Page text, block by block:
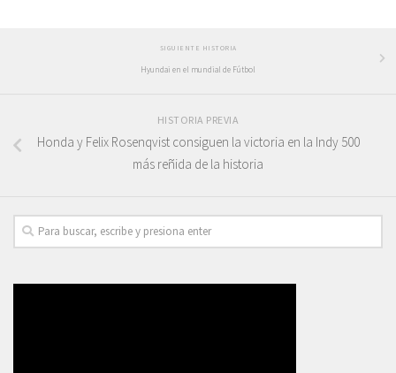
SIGUIENTE HISTORIA
Hyundai en el mundial de Fútbol
HISTORIA PREVIA
Honda y Felix Rosenqvist consiguen la victoria en la Indy 500
más reñida de la historia